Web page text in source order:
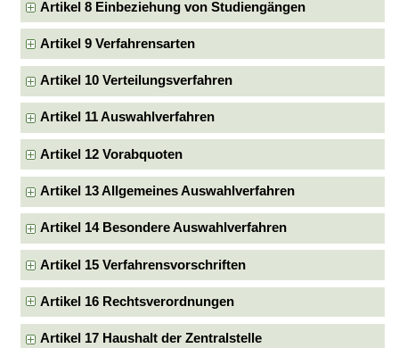
Artikel 8 Einbeziehung von Studiengängen
Artikel 9 Verfahrensarten
Artikel 10 Verteilungsverfahren
Artikel 11 Auswahlverfahren
Artikel 12 Vorabquoten
Artikel 13 Allgemeines Auswahlverfahren
Artikel 14 Besondere Auswahlverfahren
Artikel 15 Verfahrensvorschriften
Artikel 16 Rechtsverordnungen
Artikel 17 Haushalt der Zentralstelle